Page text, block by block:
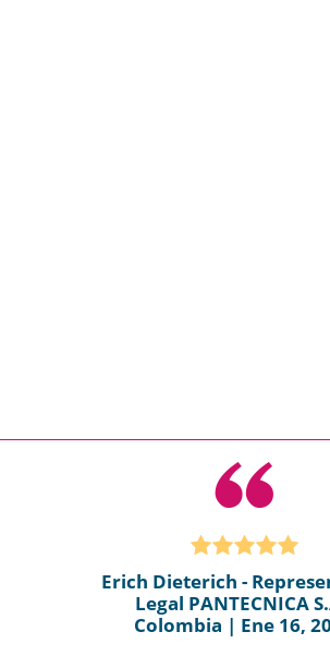
Erich Dieterich -
Legal PANTECNICA
Colombia | Ene 16,